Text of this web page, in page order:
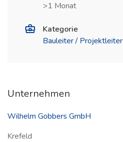
>1 Monat
Kategorie
Bauleiter / Projektleiter
Unternehmen
Wilhelm Gobbers GmbH
Krefeld